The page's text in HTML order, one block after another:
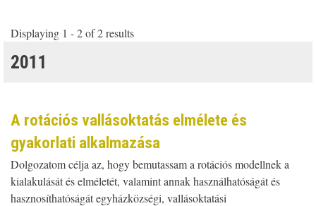
Displaying 1 - 2 of 2 results
2011
A rotációs vallásoktatás elmélete és
gyakorlati alkalmazása
Dolgozatom célja az, hogy bemutassam a rotációs modellnek a
kialakulását és elméletét, valamint annak használhatóságát és
hasznosíthatóságát egyházközségi, vallásoktatási